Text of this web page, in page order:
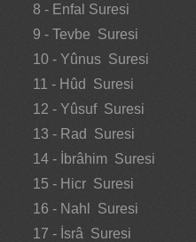
8 - Enfal Suresi
9 - Tevbe Suresi
10 - Yûnus Suresi
11 - Hûd Suresi
12 - Yûsuf Suresi
13 - Rad Suresi
14 - İbrâhim Suresi
15 - Hicr Suresi
16 - Nahl Suresi
17 - İsrâ Suresi